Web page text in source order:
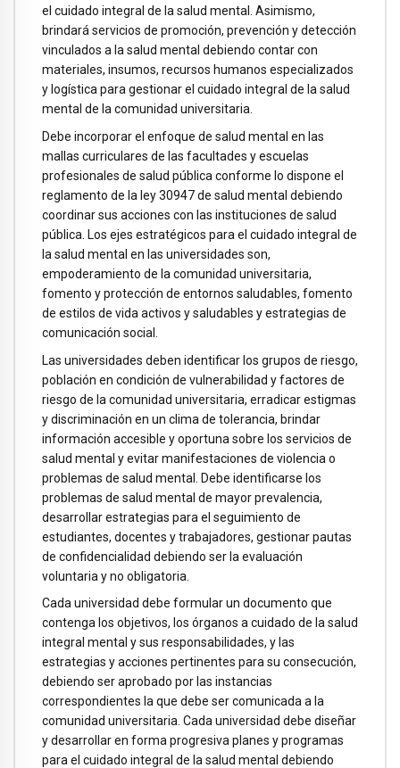
el cuidado integral de la salud mental. Asimismo,
brindará servicios de promoción, prevención y detección
vinculados a la salud mental debiendo contar con
materiales, insumos, recursos humanos especializados
y logística para gestionar el cuidado integral de la salud
mental de la comunidad universitaria.
Debe incorporar el enfoque de salud mental en las
mallas curriculares de las facultades y escuelas
profesionales de salud pública conforme lo dispone el
reglamento de la ley 30947 de salud mental debiendo
coordinar sus acciones con las instituciones de salud
pública. Los ejes estratégicos para el cuidado integral de
la salud mental en las universidades son,
empoderamiento de la comunidad universitaria,
fomento y protección de entornos saludables, fomento
de estilos de vida activos y saludables y estrategias de
comunicación social.
Las universidades deben identificar los grupos de riesgo,
población en condición de vulnerabilidad y factores de
riesgo de la comunidad universitaria, erradicar estigmas
y discriminación en un clima de tolerancia, brindar
información accesible y oportuna sobre los servicios de
salud mental y evitar manifestaciones de violencia o
problemas de salud mental. Debe identificarse los
problemas de salud mental de mayor prevalencia,
desarrollar estrategias para el seguimiento de
estudiantes, docentes y trabajadores, gestionar pautas
de confidencialidad debiendo ser la evaluación
voluntaria y no obligatoria.
Cada universidad debe formular un documento que
contenga los objetivos, los órganos a cuidado de la salud
integral mental y sus responsabilidades, y las
estrategias y acciones pertinentes para su consecución,
debiendo ser aprobado por las instancias
correspondientes la que debe ser comunicada a la
comunidad universitaria. Cada universidad debe diseñar
y desarrollar en forma progresiva planes y programas
para el cuidado integral de la salud mental debiendo